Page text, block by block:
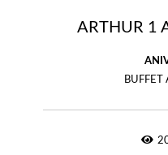
ARTHUR 1
BUFFET